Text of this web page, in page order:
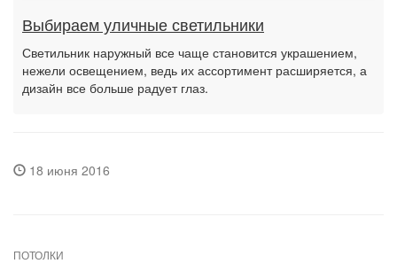
Выбираем уличные светильники
Светильник наружный все чаще становится украшением,
нежели освещением, ведь их ассортимент расширяется, а
дизайн все больше радует глаз.
18 июня 2016
ПОТОЛКИ